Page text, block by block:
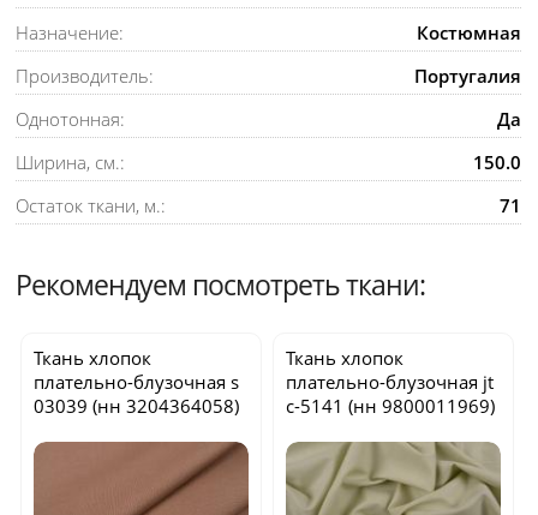
Назначение:
Костюмная
Производитель:
Португалия
Однотонная:
Да
Ширина, см.:
150.0
Остаток ткани, м.:
71
Рекомендуем посмотреть ткани:
Ткань хлопок
плательно-блузочнаяs
03039 (нн 3204364058)
Ткань хлопок
плательно-блузочная jt
c-5141 (нн 9800011969)